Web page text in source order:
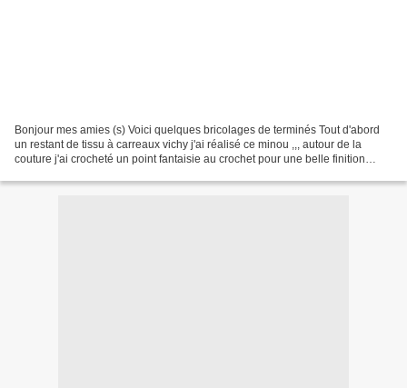
Bonjour mes amies (s) Voici quelques bricolages de terminés Tout d'abord
un restant de tissu à carreaux vichy j'ai réalisé ce minou ,,, autour de la
couture j'ai crocheté un point fantaisie au crochet pour une belle finition